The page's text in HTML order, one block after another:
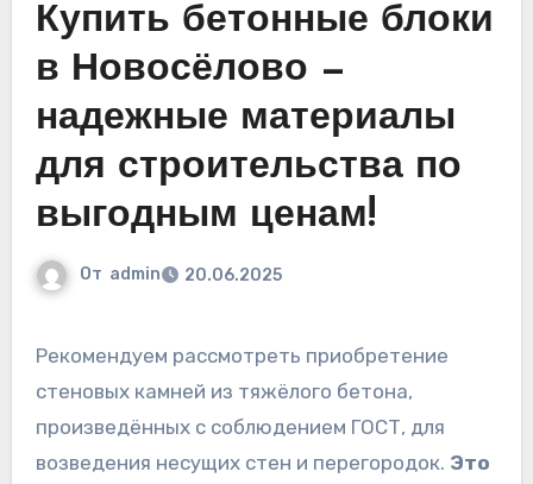
Купить бетонные блоки
в Новосёлово —
надежные материалы
для строительства по
выгодным ценам!
От admin 20.06.2025
Рекомендуем рассмотреть приобретение
стеновых камней из тяжёлого бетона,
произведённых с соблюдением ГОСТ, для
возведения несущих стен и перегородок. Это